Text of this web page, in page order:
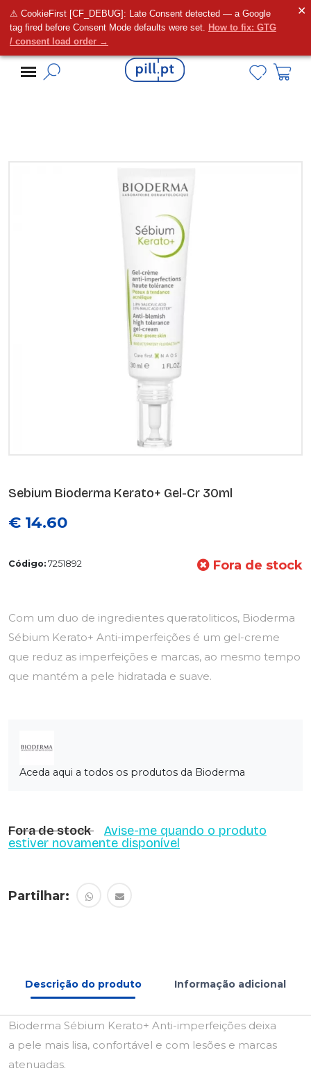
⚠ CookieFirst [CF_DEBUG]: Late Consent detected — a Google
tag fired before Consent Mode defaults were set. How to fix: GTG
/ consent load order →
✕
Alguma dúvida?
Sebium Bioderma Kerato+ Gel-Cr 30ml
€ 14.60
Código: 7251892 Fora de stock
Com um duo de ingredientes queratoliticos, Bioderma
Sébium Kerato+ Anti-imperfeições é um gel-creme
que reduz as imperfeições e marcas, ao mesmo tempo
que mantém a pele hidratada e suave.
Aceda aqui a todos os produtos da Bioderma
Fora de stock
Avise-me quando o produto
estiver novamente disponível
Partilhar:
Descrição do produto Informação adicional
Bioderma Sébium Kerato+ Anti-imperfeições deixa
a pele mais lisa, confortável e com lesões e marcas
atenuadas.